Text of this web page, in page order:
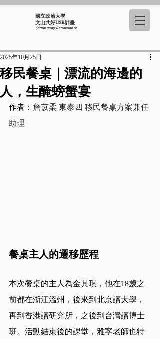
國立政治大學
​文山共好USR計畫
Community Renaissance
移民餐桌｜漂流的海邊的
人，生醃螃蟹宴
2025年10月25日
作者： 詹苡柔 東泰四 移民餐桌方案兼任
助理
餐桌主人的遷移歷程
本次餐桌的主人為金其琪，他在18歲之
前都在浙江溫州，後來到北京讀大學，
再到香港讀研究所，之後到台灣讀博士
班。活動結束後的課堂，雅寧老師也特